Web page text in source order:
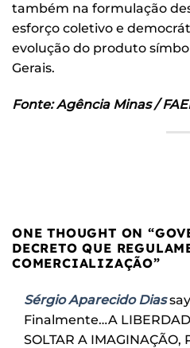
também na formulação
esforço coletivo e
evolução do produto
Gerais.
Fonte: Agência Minas /
ONE THOUGHT ON “
DECRETO QUE
COMERCIALIZAÇÃO”
Sérgio Aparecido Dias
Finalmente…A
SOLTAR A IMAGINAÇÃO,